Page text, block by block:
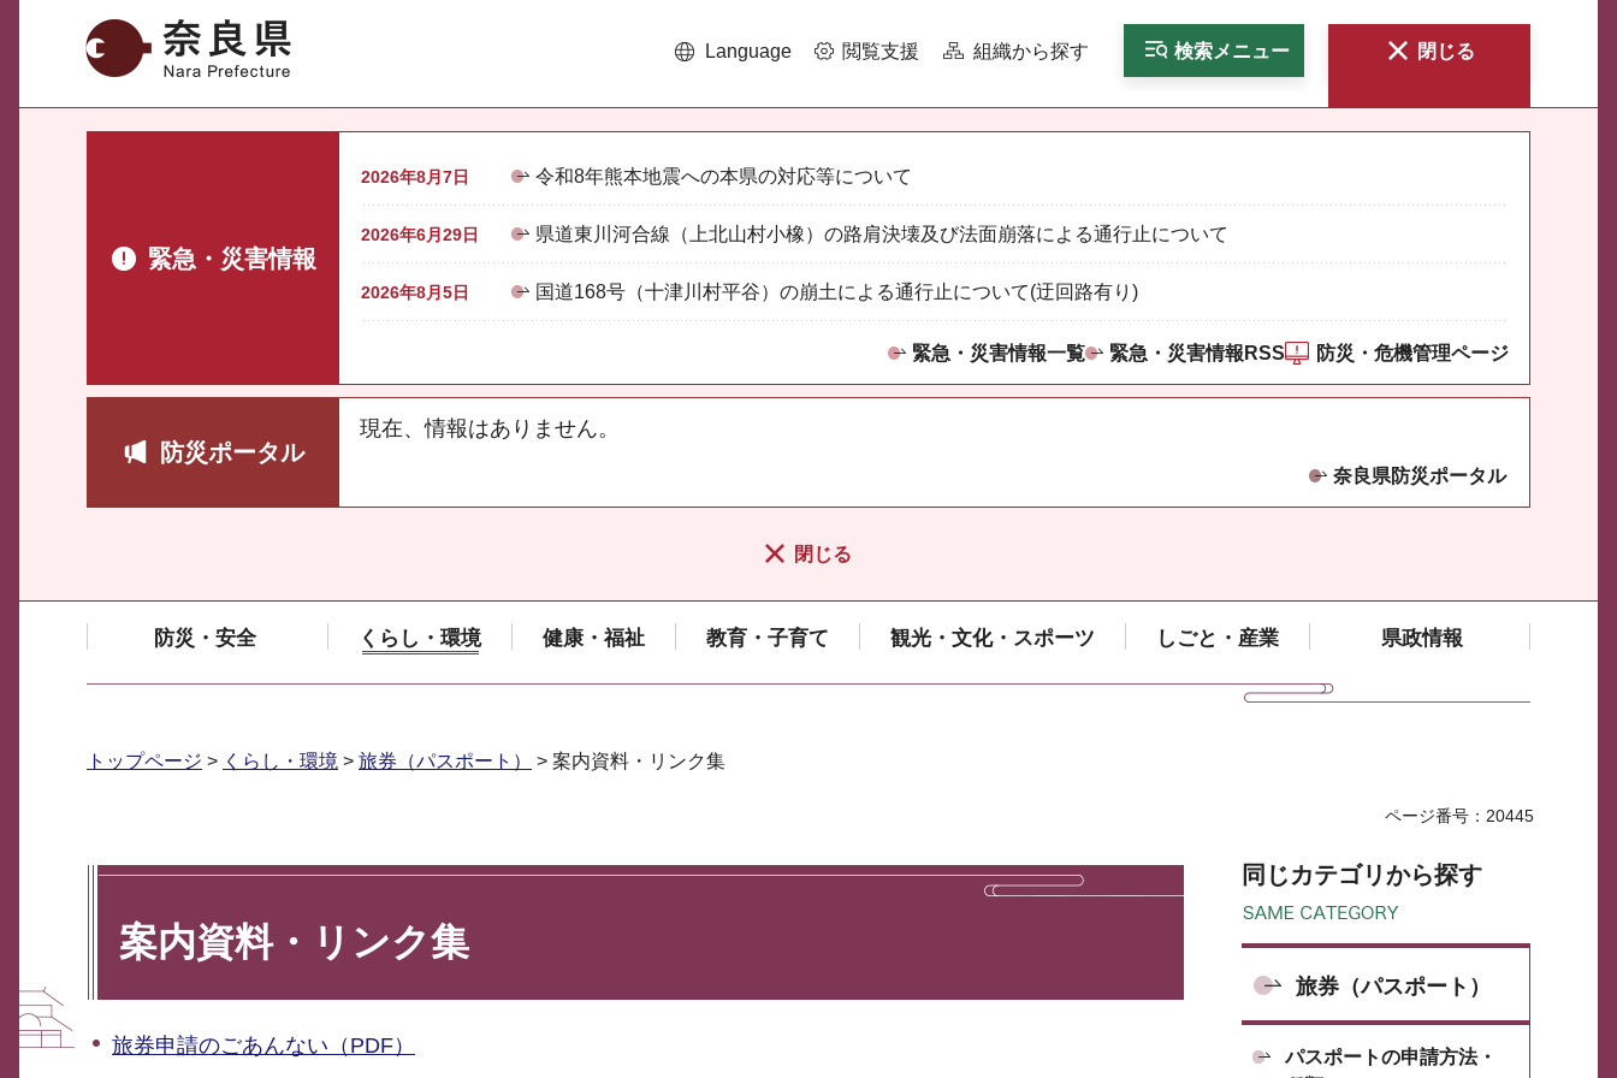
奈良県 Language 閲覧支援 組織から探す 検索メニュー 閉じる
緊急・災害情報
2026年8月7日 令和8年熊本地震への本県の対応等について
2026年6月29日 県道東川河合線（上北山村小橡）の路肩決壊及び法面崩落による通行止について
2026年8月5日 国道168号（十津川村平谷）の崩土による通行止について(迂回路有り)
緊急・災害情報一覧 緊急・災害情報RSS 防災・危機管理ページ
防災ポータル
現在、情報はありません。
奈良県防災ポータル
閉じる
防災・安全 くらし・環境 健康・福祉 教育・子育て 観光・文化・スポーツ しごと・産業 県政情報
トップページ > くらし・環境 > 旅券（パスポート） > 案内資料・リンク集
ページ番号：20445
案内資料・リンク集
旅券申請のごあんない（PDF）
同じカテゴリから探す
旅券（パスポート）
パスポートの申請方法・